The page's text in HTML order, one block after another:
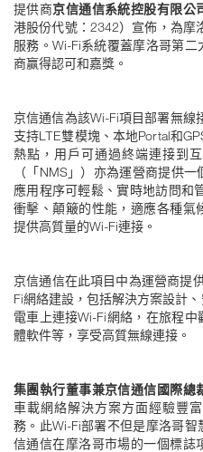
提供商京信通信系統控股有限公
港股份代號：2342）宣佈，為摩
服務。Wi-Fi系統覆蓋摩洛哥第
商赢得認可和嘉獎。
京信通信為該Wi-Fi項目部署無線
支持LTE雙模塊、本地Portal和
熱點，用戶可通過終端連接到
（「NMS」）亦為運營商提供
應用程序可輕鬆、實時地訪問和
衝擊、顛簸的性能，適應各種氣
提供高質量的Wi-Fi連接。
京信通信在此項目中為運營商提
Fi網絡建設，包括解決方案設計
電車上連接Wi-Fi網絡，在旅程
體軟件等，享受高質無線連接。
集團執行董事兼京信通信國際總
車載網絡解決方案方面經驗豐
務。此Wi-Fi部署不但是摩洛哥
信通信在摩洛哥市場的一個標誌